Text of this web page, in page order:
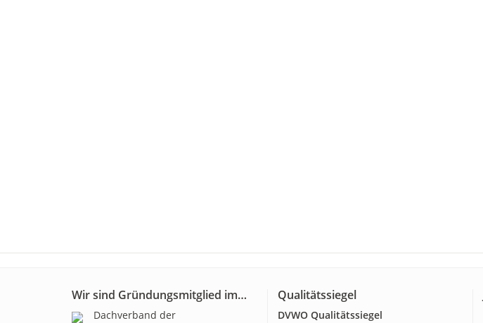
Wir sind Gründungsmitglied im…
Dachverband der
Qualitätssiegel
DVWO Qualitätssiegel